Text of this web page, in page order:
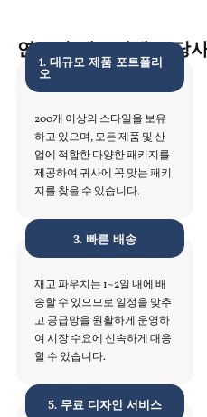
연포장 제조업체로 당
1. 대규모 제품 포트폴리
오
200개 이상의 스타일을 보유
하고 있으며, 모든 제품 및 산
업에 적합한 다양한 패키지를
제공하여 귀사에 꼭 맞는 패키
지를 찾을 수 있습니다.
3. 빠른 배송
재고 파우치는 1~2일 내에 배
송할 수 있으므로 일정을 맞추
고 공급망을 원활하게 운영하
여 시장 수요에 신속하게 대응
할 수 있습니다.
5. 무료 디자인 서비스